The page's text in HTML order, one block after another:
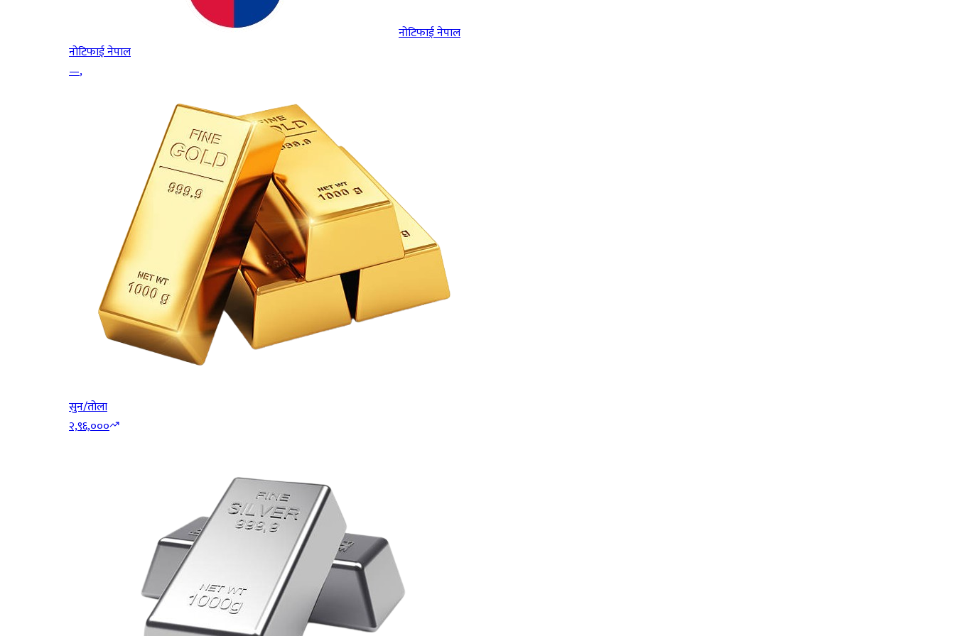
नोटिफाई नेपाल
नोटिफाई नेपाल
—,
सुन/तोला
२,९६,०००